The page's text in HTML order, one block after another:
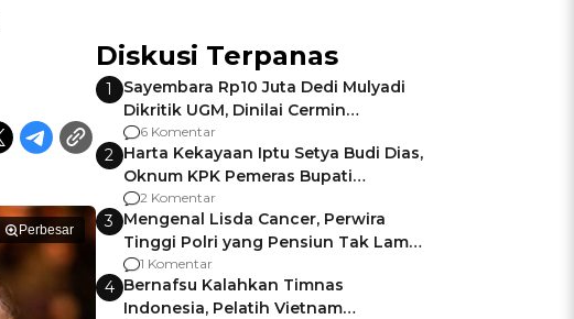
Perbesar
Diskusi Terpanas
1
Sayembara Rp10 Juta Dedi Mulyadi
Dikritik UGM, Dinilai Cermin
Gagalnya Negara Jamin Keamanan
6 Komentar
2 Harta Kekayaan Iptu Setya Budi Dias,
Oknum KPK Pemeras Bupati
Pemalang
2 Komentar
3 Mengenal Lisda Cancer, Perwira
Tinggi Polri yang Pensiun Tak Lama
Usai Jadi Brigjen
1 Komentar
4 Bernafsu Kalahkan Timnas
Indonesia, Pelatih Vietnam